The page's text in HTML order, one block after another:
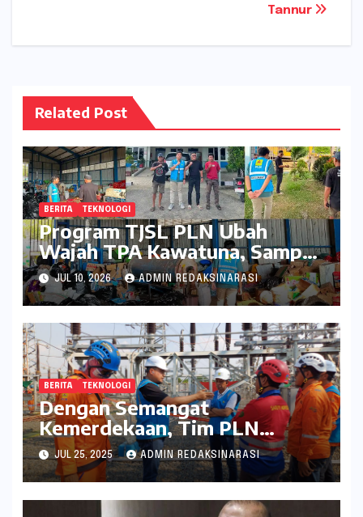
Tannur
Related Post
BERITA TEKNOLOGI
Program TJSL PLN Ubah
Wajah TPA Kawatuna, Sampah
Kini Bernilai Ekonomi dan
Lingkungan
JUL 10, 2026 ADMIN REDAKSINARASI
BERITA TEKNOLOGI
Dengan Semangat
Kemerdekaan, Tim PLN
Percepat Peningkatan
Keandalan Listrik Melalui
Uprating Peralatan di Gardu
Induk 150 kV Kaliwungu
JUL 25, 2025 ADMIN REDAKSINARASI